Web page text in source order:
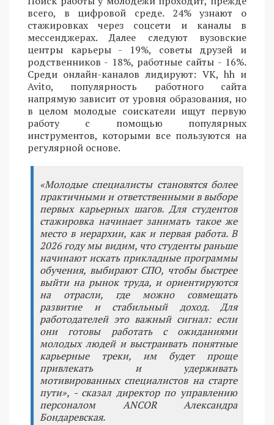
всего, в цифровой среде. 24% узнают о
стажировках через соцсети и каналы в
мессенджерах. Далее следуют вузовские
центры карьеры - 19%, советы друзей и
родственников - 18%, работные сайты - 16%.
Среди онлайн-каналов лидируют: VK, hh и
Avito, популярность работного сайта
напрямую зависит от уровня образования, но
в целом молодые соискатели ищут первую
работу с помощью популярных
инструментов, которыми все пользуются на
регулярной основе.
«Молодые специалисты становятся более
практичными и ответственными в выборе
первых карьерных шагов. Для студентов
стажировка начинает занимать такое же
место в иерархии, как и первая работа. В
2026 году мы видим, что студенты раньше
начинают искать прикладные программы
обучения, выбирают СПО, чтобы быстрее
выйти на рынок труда, и ориентируются
на отрасли, где можно совмещать
развитие и стабильный доход. Для
работодателей это важный сигнал: если
они готовы работать с ожиданиями
молодых людей и выстраивать понятные
карьерные треки, им будет проще
привлекать и удерживать
мотивированных специалистов на старте
пути», - сказал директор по управлению
персоналом ANCOR Александра
Бондаревская.